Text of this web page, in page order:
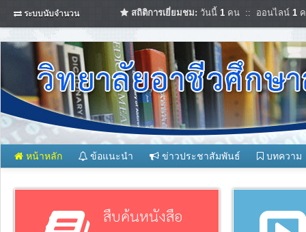
ระบบนับจำนวน สถิติการเยี่ยมชม: วันนี้ 1 คน :: ออนไลน์ 1
หน้าหลัก ข้อแนะนำ ข่าวประชาสัมพันธ์ บทความ
สืบค้นหนังสือ